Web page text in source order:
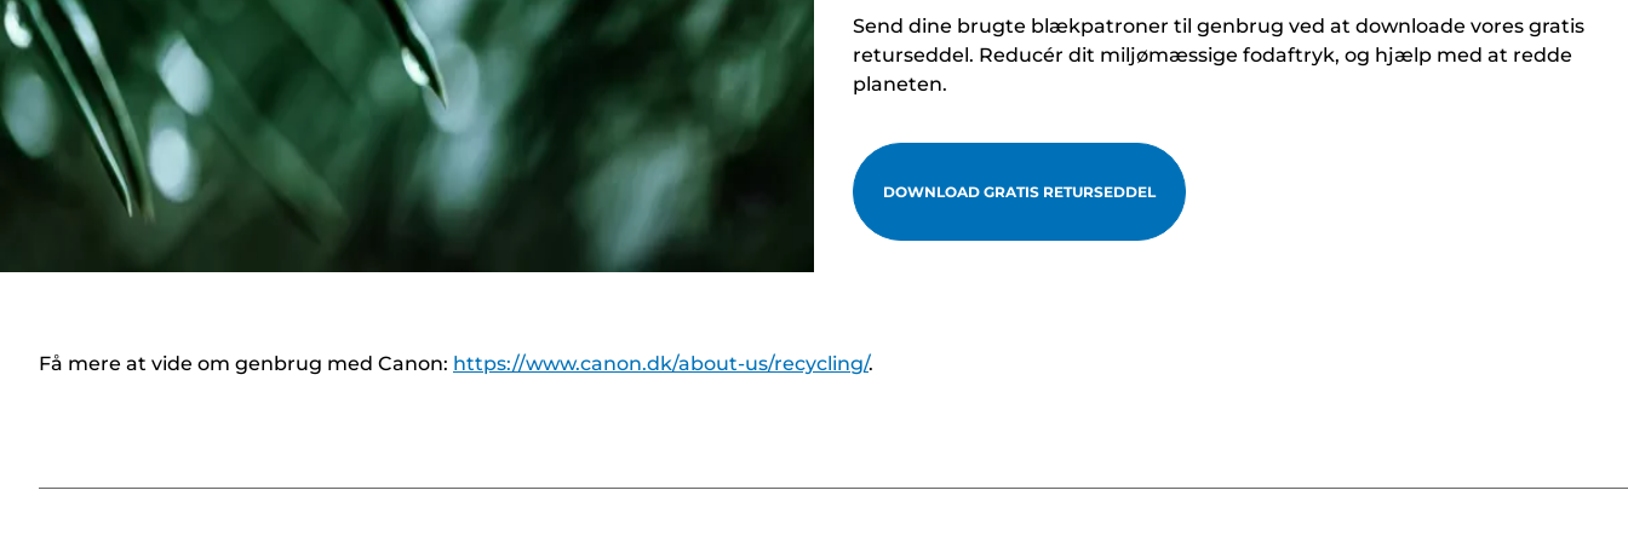
Send dine brugte blækpatroner til genbrug ved at downloade vores gratis
returseddel. Reducér dit miljømæssige fodaftryk, og hjælp med at redde
planeten.
DOWNLOAD GRATIS RETURSEDDEL
Få mere at vide om genbrug med Canon: https://www.canon.dk/about-us/recycling/.